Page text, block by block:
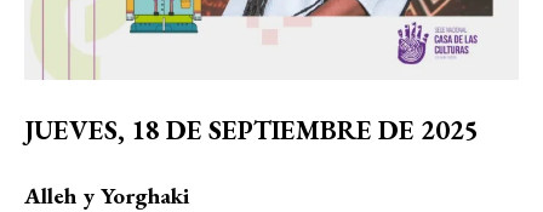
JUEVES, 18 DE SEPTIEMBRE DE 2025
Alleh y Yorghaki